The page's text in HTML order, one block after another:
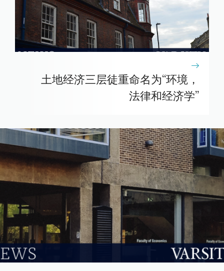
土地经济三层徒重命名为“环境，
法律和经济学”